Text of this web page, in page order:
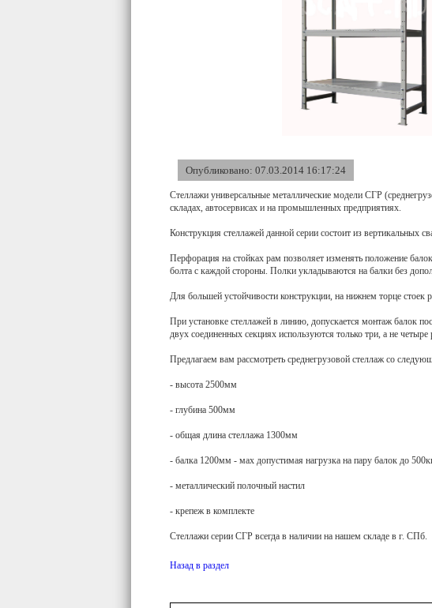
Опубликовано: 07.03.2014 16:17:24
Стеллажи универсальные металлические модели СГР
складах, автосервисах и на промышленных предприятиях.
Конструкция стеллажей данной серии состоит из вертикальных
Перфорация на стойках рам позволяет изменять положение
болта с каждой стороны. Полки укладываются на балки без
Для большей устойчивости конструкции, на нижнем торце
При установке стеллажей в линию, допускается монтаж балок
двух соединенных секциях используются только три, а не
Предлагаем вам рассмотреть среднегрузовой стеллаж со
- высота 2500мм
- глубина 500мм
- общая длина стеллажа 1300мм
- балка 1200мм - мах допустимая нагрузка на пару балок до
- металлический полочный настил
- крепеж в комплекте
Стеллажи серии СГР всегда в наличии на нашем складе в г. СПб.
Назад в раздел